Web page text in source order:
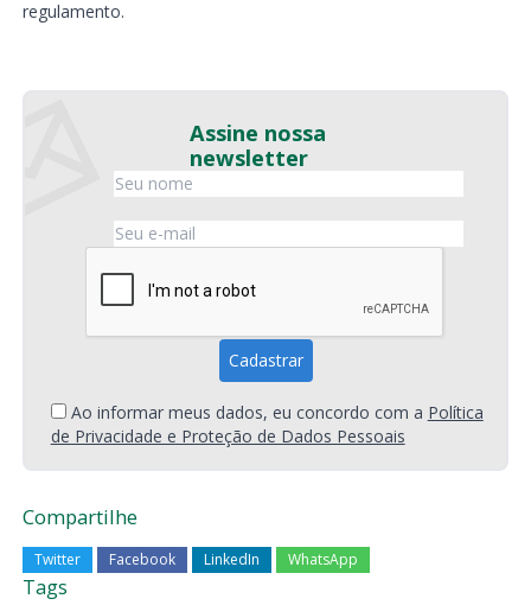
regulamento.
Assine nossa
newsletter
Ao informar meus dados, eu concordo com a Política
de Privacidade e Proteção de Dados Pessoais
Compartilhe
Twitter Facebook LinkedIn WhatsApp
Tags